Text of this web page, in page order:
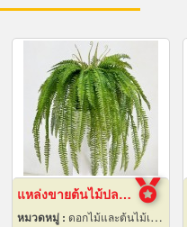
แหล่งขายต้นไม้ปลอมราคาถูก
หมวดหมู่ : ดอกไม้และต้นไม้เทียม